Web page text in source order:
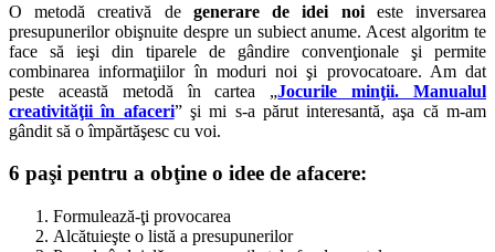
O metodă creativă de generare de idei noieste inversarea
presupunerilor obişnuite despre un subiect anume. Acest algoritm te
face să ieşi din tiparele de gândire convenţionale şi permite
combinarea informaţiilor în moduri noi şi provocatoare. Am dat
peste această metodă în cartea „Jocurile minţii. Manualul
creativităţii în afaceri” şi mi s-a părut interesantă, aşa că m-am
gândit să o împărtăşesc cu voi.
6 paşi pentru a obţine o idee de afacere:
Formulează-ţi provocarea
Alcătuieşte o listă a presupunerilor